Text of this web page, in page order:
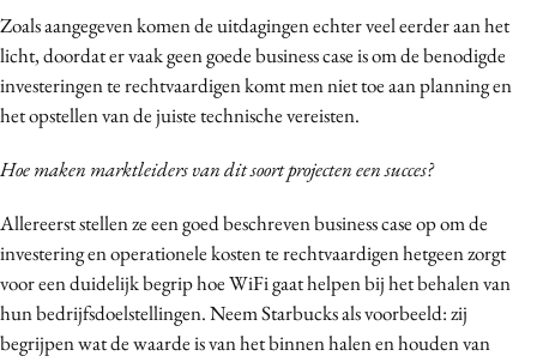
Zoals aangegeven komen de uitdagingen echter veel eerder aan het
licht, doordat er vaak geen goede business case is om de benodigde
investeringen te rechtvaardigen komt men niet toe aan planning en
het opstellen van de juiste technische vereisten.
Hoe maken marktleiders van dit soort projecten een succes?
Allereerst stellen ze een goed beschreven business case op om de
investering en operationele kosten te rechtvaardigen hetgeen zorgt
voor een duidelijk begrip hoe WiFi gaat helpen bij het behalen van
hun bedrijfsdoelstellingen. Neem Starbucks als voorbeeld: zij
begrijpen wat de waarde is van het binnen halen en houden van